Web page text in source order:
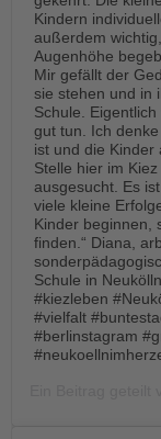
tandem als
NEWS/BLOG
unkuerzbar
Briefe an Kai
PRESSE
Magazin
KONTAKT
Impressum
Datenschutz
Kindern
außerdem
Augenhöhe
Mir gefällt der
sie stehen und in
Schule.
gut tun. Ich
ist und die Kinder
Stelle hier im
ausgesucht. Es
viele kleine
Kinder beginnen,
finden.“ Diana,
Schule in
#kiezleben
#vielfalt
#berlinstagram